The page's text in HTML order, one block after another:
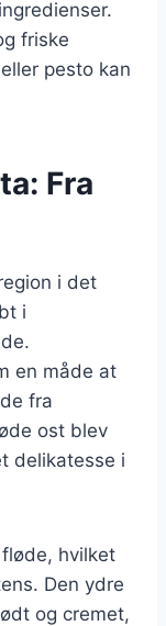
friske
pesto kan
Fra
i det
i
en måde at
fra
ost blev
delikatesse i
hvilket
Den ydre
og cremet,